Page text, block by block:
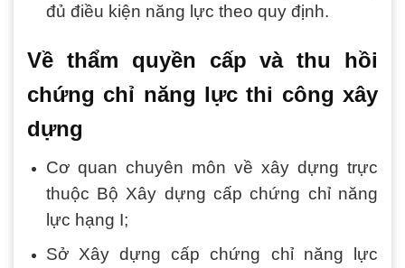
đủ điều kiện năng lực theo quy định.
Về thẩm quyền cấp và thu hồi
chứng chỉ năng lực thi công xây
dựng
Cơ quan chuyên môn về xây dựng trực
thuộc Bộ Xây dựng cấp chứng chỉ năng
lực hạng I;
Sở Xây dựng cấp chứng chỉ năng lực